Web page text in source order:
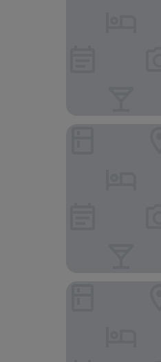
Dormy Inn